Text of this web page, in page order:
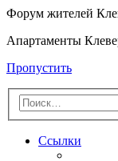
Форум жителей
Апартаменты
Пропустить
Ссылки